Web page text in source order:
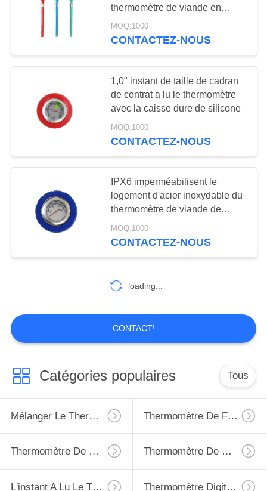
La sucrerie cuisent
le thermomètre à la
friteuse
Thermomètre de gril
23
thermomètre à vin
Thermomètre de lait
de bébé
10
thermomètre de viande en
quelques secondes
MOQ:1000
CONTACTEZ-NOUS
1,0" instant de taille de cadran
de contrat a lu le thermomètre
avec la caisse dure de silicone
MOQ:1000
CONTACTEZ-NOUS
IPX6 imperméabilisent le
logement d'acier inoxydable du
thermomètre de viande de
service de traiteur 304
MOQ:1000
CONTACTEZ-NOUS
loading...
CONTACT!
Catégories populaires Tous
Mélanger Le Thermomètre Thermomètre De Four
Thermomètre De Viande Thermomètre De Congélateur De Réfrigérateur
L'instant A Lu Le Thermomètre Numérique Thermomètre Digital Étanche